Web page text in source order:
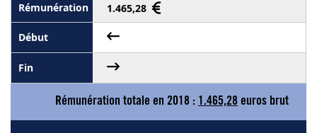
1.465,28
Rémunération totale en 2018 : 1.465,28 euros brut